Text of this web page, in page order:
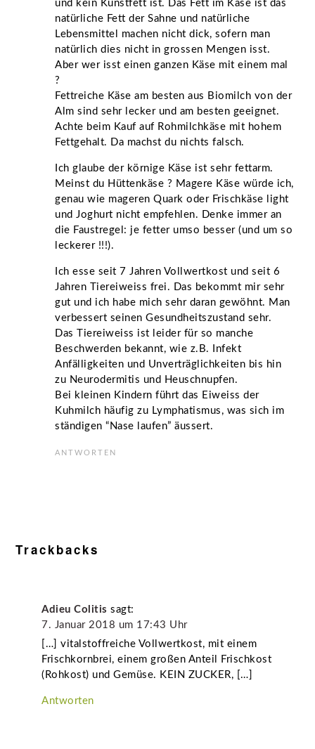
und kein Kunstfett ist. Das Fett im Käse ist das
natürliche Fett der Sahne und natürliche
Lebensmittel machen nicht dick, sofern man
natürlich dies nicht in grossen Mengen isst.
Aber wer isst einen ganzen Käse mit einem mal
?
Fettreiche Käse am besten aus Biomilch von der
Alm sind sehr lecker und am besten geeignet.
Achte beim Kauf auf Rohmilchkäse mit hohem
Fettgehalt. Da machst du nichts falsch.
Ich glaube der körnige Käse ist sehr fettarm.
Meinst du Hüttenkäse ? Magere Käse würde ich,
genau wie mageren Quark oder Frischkäse light
und Joghurt nicht empfehlen. Denke immer an
die Faustregel: je fetter umso besser (und um so
leckerer !!!).
Ich esse seit 7 Jahren Vollwertkost und seit 6
Jahren Tiereiweiss frei. Das bekommt mir sehr
gut und ich habe mich sehr daran gewöhnt. Man
verbessert seinen Gesundheitszustand sehr.
Das Tiereiweiss ist leider für so manche
Beschwerden bekannt, wie z.B. Infekt
Anfälligkeiten und Unverträglichkeiten bis hin
zu Neurodermitis und Heuschnupfen.
Bei kleinen Kindern führt das Eiweiss der
Kuhmilch häufig zu Lymphatismus, was sich im
ständigen “Nase laufen” äussert.
ANTWORTEN
Trackbacks
Adieu Colitis sagt:
7. Januar 2018 um 17:43 Uhr
[…] vitalstoffreiche Vollwertkost, mit einem
Frischkornbrei, einem großen Anteil Frischkost
(Rohkost) und Gemüse. KEIN ZUCKER, […]
Antworten